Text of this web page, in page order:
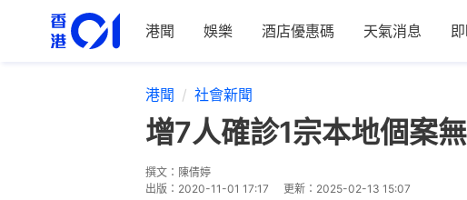
港聞 娛樂 酒店優惠碼 天氣消息
港聞 社會新聞
增7人確診1宗本地個
撰文： 陳倩婷
出版： 2020-11-01 17:17 更新： 2025-02-13 15:07